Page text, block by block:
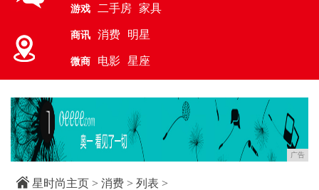
游戏 二手房 家具
商讯 消费 明星
微商 电影 星座
广告
星时尚主页 > 消费 > 列表 >